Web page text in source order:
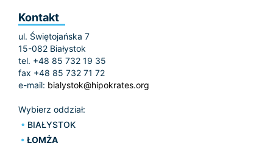
Kontakt
ul. Świętojańska 7
15-082 Białystok
tel. +48 85 732 19 35
fax +48 85 732 71 72
e-mail: bialystok@hipokrates.org
Wybierz oddział:
BIAŁYSTOK
ŁOMŻA